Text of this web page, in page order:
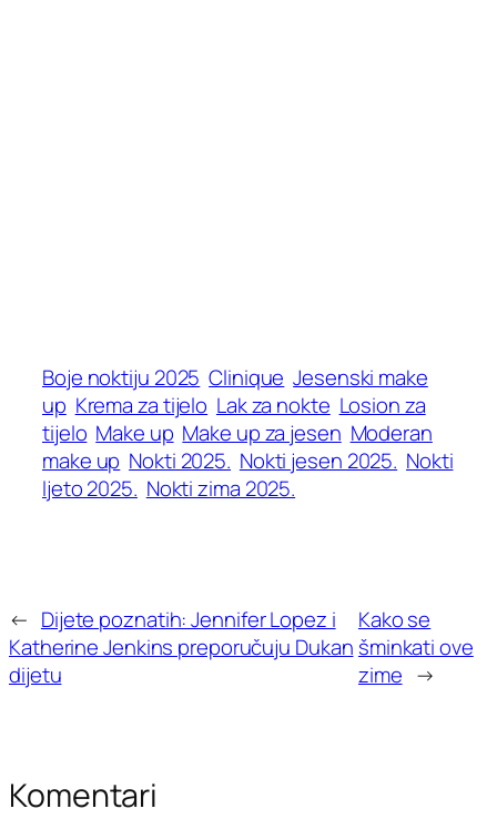
Boje noktiju 2025 Clinique Jesenski make
up Krema za tijelo Lak za nokte Losion za
tijelo Make up Make up za jesen Moderan
make up Nokti 2025. Nokti jesen 2025. Nokti
ljeto 2025. Nokti zima 2025.
← Dijete poznatih: Jennifer Lopez i
Katherine Jenkins preporučuju Dukan
dijetu
Kako se
šminkati ove
zime →
Komentari